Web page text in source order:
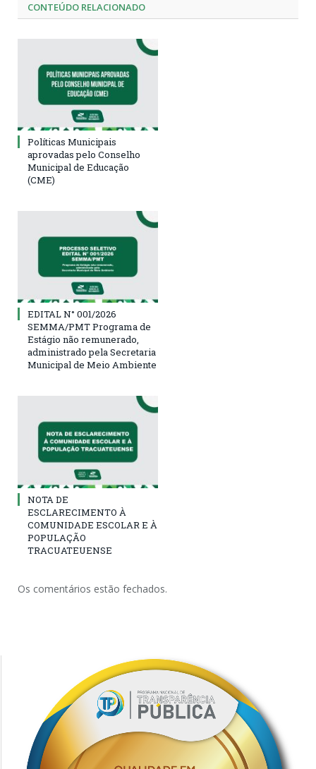
CONTEÚDO RELACIONADO
Políticas Municipais
aprovadas pelo Conselho
Municipal de Educação
(CME)
EDITAL N° 001/2026
SEMMA/PMT Programa de
Estágio não remunerado,
administrado pela Secretaria
Municipal de Meio Ambiente
NOTA DE
ESCLARECIMENTO À
COMUNIDADE ESCOLAR E À
POPULAÇÃO
TRACUATEUENSE
Os comentários estão fechados.